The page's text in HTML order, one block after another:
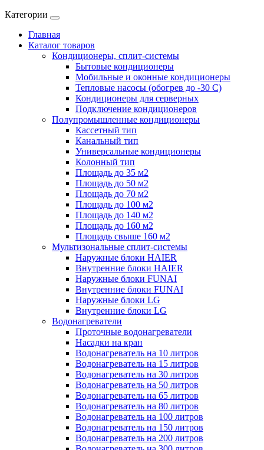
Категории
Главная
Каталог товаров
Кондиционеры, сплит-системы
Бытовые кондиционеры
Мобильные и оконные кондиционеры
Тепловые насосы (обогрев до -30 C)
Кондиционеры для серверных
Подключение кондиционеров
Полупромышленные кондиционеры
Кассетный тип
Канальный тип
Универсальные кондиционеры
Колонный тип
Площадь до 35 м2
Площадь до 50 м2
Площадь до 70 м2
Площадь до 100 м2
Площадь до 140 м2
Площадь до 160 м2
Площадь свыше 160 м2
Мультизональные сплит-системы
Наружные блоки HAIER
Внутренние блоки HAIER
Hаружные блоки FUNAI
Внутренние блоки FUNAI
Наружные блоки LG
Внутренние блоки LG
Водонагреватели
Проточные водонагреватели
Наcадки на кран
Водонагреватель на 10 литров
Водонагреватель на 15 литров
Водонагреватель на 30 литров
Водонагреватель на 50 литров
Водонагреватель на 65 литров
Водонагреватель на 80 литров
Водонагреватель на 100 литров
Водонагреватель на 150 литров
Водонагреватель на 200 литров